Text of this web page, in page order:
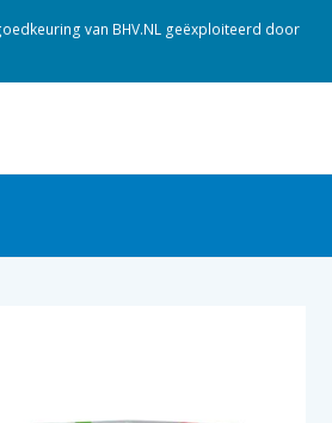
van BHV.NL geëxploiteerd door